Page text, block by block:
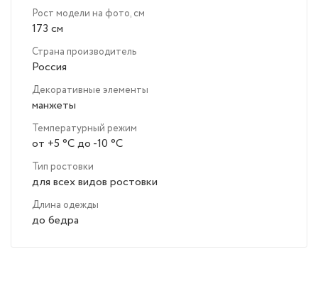
Рост модели на фото, см
173 см
Страна производитель
Россия
Декоративные элементы
манжеты
Температурный режим
от +5 °C до -10 °C
Тип ростовки
для всех видов ростовки
Длина одежды
до бедра